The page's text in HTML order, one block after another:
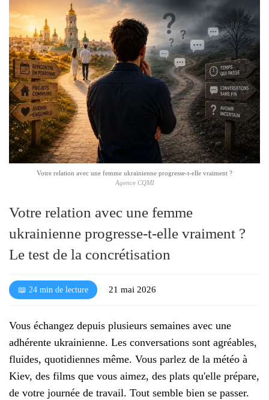
c
h
e
p
a
r
m
o
t
c
l
é
Votre relation avec une femme ukrainienne progresse-t-elle vraiment ?
Agence CQMI
Votre relation avec une femme
ukrainienne progresse-t-elle vraiment ?
Le test de la concrétisation
📖 24 min de lecture 21 mai 2026
Vous échangez depuis plusieurs semaines avec une
adhérente ukrainienne. Les conversations sont agréables,
fluides, quotidiennes même. Vous parlez de la météo à
Kiev, des films que vous aimez, des plats qu'elle prépare,
de votre journée de travail. Tout semble bien se passer.